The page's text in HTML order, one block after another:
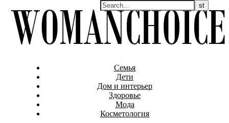
Семья
Дети
Дом и интерьер
Здоровье
Мода
Косметология